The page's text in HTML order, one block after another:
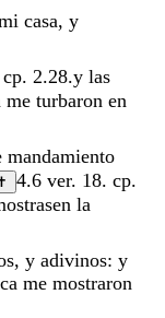
casa, y
cp. 2.28.y las
me turbaron en
mandamiento
4.6 ver. 18. cp.
la
, y adivinos: y
me mostraron